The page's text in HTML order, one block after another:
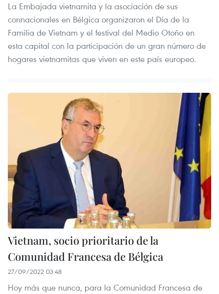
La Embajada vietnamita y la asociación de sus
connacionales en Bélgica organizaron el Día de la
Familia de Vietnam y el festival del Medio Otoño en
esta capital con la participación de un gran número de
hogares vietnamitas que viven en este país europeo.
Vietnam, socio prioritario de la
Comunidad Francesa de Bélgica
27/09/2022 03:48
Hoy más que nunca, para la Comunidad Francesa de